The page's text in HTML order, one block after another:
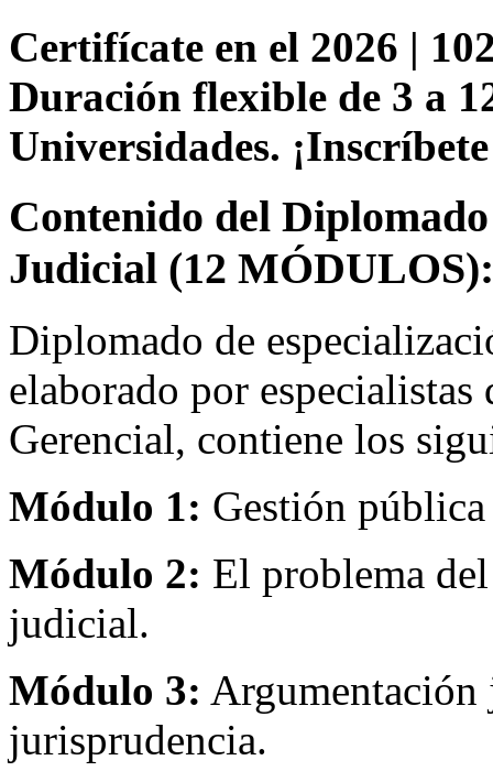
Certifícate en el 2026 |
Duración flexible de 3 a
Universidades.
Contenido del
Judicial (12 MÓDULOS):
Diplomado de
elaborado por
Gerencial, contiene los
Módulo 1: Gestión
Módulo 2: El problema
judicial.
Módulo 3:
jurisprudencia.